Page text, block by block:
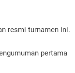
resmi turnamen ini.
pertama